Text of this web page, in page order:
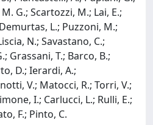
G.; Scartozzi, M.; Lai, E.;
L.; Puzzoni, M.;
N.; Savastano, C.;
Grassani, T.; Barco, B.;
D.; Ierardi, A.;
V.; Matocci, R.; Torri, V.;
I.; Carlucci, L.; Rulli, E.;
F.; Pinto, C.